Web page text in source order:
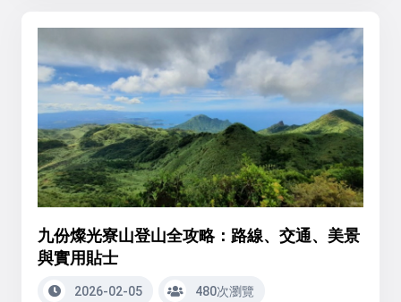
九份燦光寮山登山全攻略：路線、交通、美景
與實用貼士
2026-02-05 480次瀏覽